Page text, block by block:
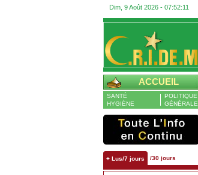
Dim, 9 Août 2026 - 07:52:12
ACCUEIL
SANTÉ
HYGIÈNE
POLITIQUE
GÉNÉRALE
+ Lus/7 jours /30 jours